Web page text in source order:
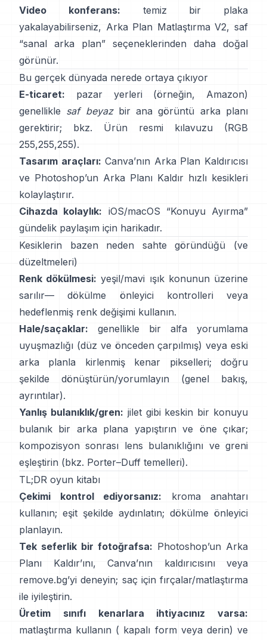
Video konferans: temiz bir plaka
yakalayabilirseniz, Arka Plan Matlaştırma V2, saf
“sanal arka plan” seçeneklerinden daha doğal
görünür.
Bu gerçek dünyada nerede ortaya çıkıyor
E-ticaret: pazar yerleri (örneğin, Amazon)
genellikle saf beyazbir ana görüntü arka planı
gerektirir; bkz.
Ürün resmi kılavuzu
(RGB
255,255,255).
Tasarım araçları: Canva’nın Arka Plan Kaldırıcısı
ve Photoshop’un Arka Planı Kaldır hızlı kesikleri
kolaylaştırır.
Cihazda kolaylık: iOS/macOS “Konuyu Ayırma”
gündelik paylaşım için harikadır.
Kesiklerin bazen neden sahte göründüğü (ve
düzeltmeleri)
Renk dökülmesi: yeşil/mavi ışık konunun üzerine
sarılır—
dökülme önleyici kontrolleri veya
hedeflenmiş renk değişimi kullanın.
Hale/saçaklar: genellikle bir alfa yorumlama
uyuşmazlığı (düz ve önceden çarpılmış) veya eski
arka planla kirlenmiş kenar pikselleri; doğru
şekilde dönüştürün/yorumlayın
(genel bakış,
ayrıntılar).
Yanlış bulanıklık/gren: jilet gibi keskin bir konuyu
bulanık bir arka plana yapıştırın ve öne çıkar;
kompozisyon sonrası lens bulanıklığını ve greni
eşleştirin (bkz. Porter–Duff temelleri).
TL;DR oyun kitabı
Çekimi kontrol ediyorsanız: kroma anahtarı
kullanın; eşit şekilde aydınlatın; dökülme önleyici
planlayın.
Tek seferlik bir fotoğrafsa: Photoshop’un Arka
Planı Kaldır’ını, Canva’nın kaldırıcısınıveya
remove.bg’yi deneyin; saç için fırçalar/matlaştırma
ile iyileştirin.
Üretim sınıfı kenarlara ihtiyacınız varsa:
matlaştırma kullanın ( kapalı form veya derin) ve